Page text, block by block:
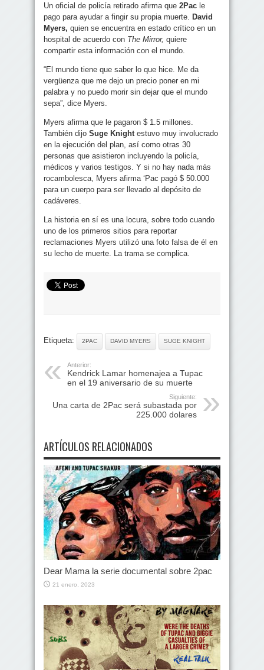
Un oficial de policía retirado afirma que 2Pac le
pago para ayudar a fingir su propia muerte. David
Myers, quien se encuentra en estado crítico en un
hospital de acuerdo con The Mirror, quiere
compartir esta información con el mundo.
“El mundo tiene que saber lo que hice. Me da
vergüenza que me dejo un precio poner en mi
palabra y no puedo morir sin dejar que el mundo
sepa”, dice Myers.
Myers afirma que le pagaron $ 1.5 millones.
También dijo Suge Knight estuvo muy involucrado
en la ejecución del plan, así como otras 30
personas que asistieron incluyendo la policía,
médicos y varios testigos. Y si no hay nada más
rocambolesca, Myers afirma ‘Pac pagó $ 50.000
para un cuerpo para ser llevado al depósito de
cadáveres.
La historia en sí es una locura, sobre todo cuando
uno de los primeros sitios para reportar
reclamaciones Myers utilizó una foto falsa de él en
su lecho de muerte. La trama se complica.
Etiqueta: 2PAC DAVID MYERS SUGE KNIGHT
Anterior:
Kendrick Lamar homenajea a Tupac
en el 19 aniversario de su muerte
Siguiente:
Una carta de 2Pac será subastada por
225.000 dolares
ARTÍCULOS RELACIONADOS
Dear Mama la serie documental sobre 2pac
21 enero, 2023